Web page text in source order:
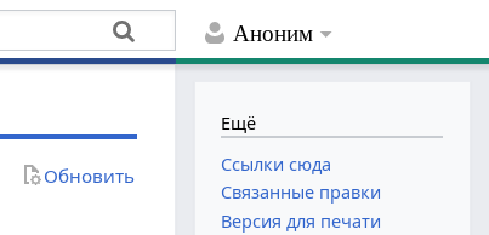
Аноним
Обновить
Ещё
Ссылки сюда
Связанные правки
Версия для печати